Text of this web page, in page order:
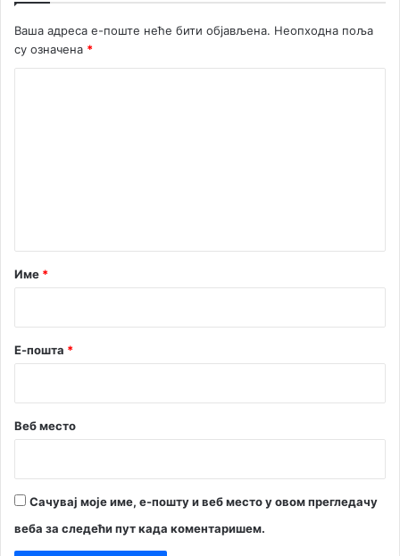
Ваша адреса е-поште неће бити објављена. Неопходна поља
су означена *
р
Име *
Е-пошта *
Веб место
Сачувај моје име, е-пошту и веб место у овом прегледачу
веба за следећи пут када коментаришем.